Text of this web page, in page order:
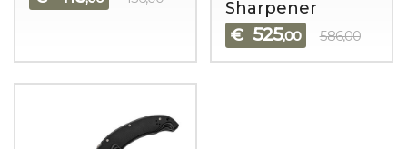
Sharpener
€ 525,00 586,00